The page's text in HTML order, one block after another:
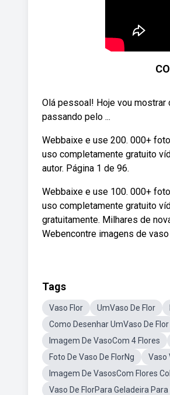
Olá pessoal! Hoje vou
passando pelo ...
Webbaixe e use 200. 000+
uso completamente gratuito
autor. Página 1 de 96.
Webbaixe e use 100. 000+
uso completamente gratuito
gratuitamente. Milhares de
Webencontre imagens de
Tags
Vaso Flor UmVaso De Flor
Como Desenhar UmVaso De Flor
Imagem De VasoCom 4 Flores
Foto De Vaso De FlorNg
Vaso
Imagem De VasosCom Flores
Vaso De FlorPara Geladeira